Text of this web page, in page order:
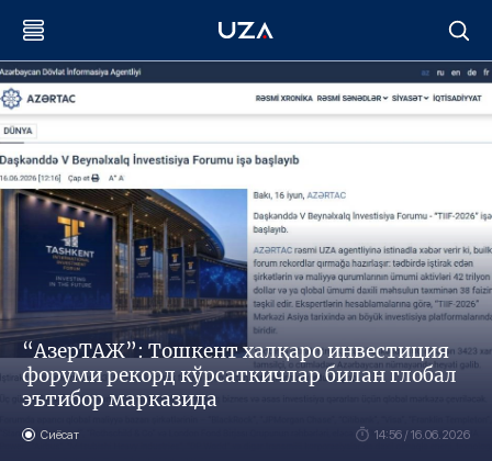
“АзерТАЖ”: Тошкент халқаро инвестиция
форуми рекорд кўрсаткичлар билан глобал
эътибор марказида
Сиёсат 14:56 / 16.06.2026